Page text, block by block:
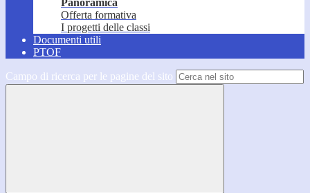
Panoramica
Offerta formativa
I progetti delle classi
Documenti utili
PTOF
Campo di ricerca per le pagine del sito